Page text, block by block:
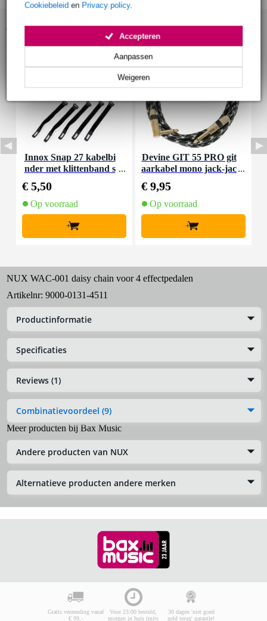
Cookiebeleid en Privacy policy.
Weigeren
Aanpassen
Accepteren
Accessoires (51)
Innox Snap 27 kabelbi
nder met klittenband s
€ 5,50
Op voorraad
+
Devine GIT 55 PRO git
aarkabel mono jack-jac
€ 9,95
Op voorraad
+
NUX WAC-001 daisy chain voor 4 effectpedalen
Artikelnr: 9000-0131-4511
Productinformatie
Specificaties
Reviews (1)
Combinatievoordeel (9)
Meer producten bij Bax Music
Andere producten van NUX
Alternatieve producten andere merken
Gratis verzending vanaf
€ 99,-
Voor 23:00 besteld,
morgen in huis (mits
30 dagen 'niet goed
geld terug' garantie!